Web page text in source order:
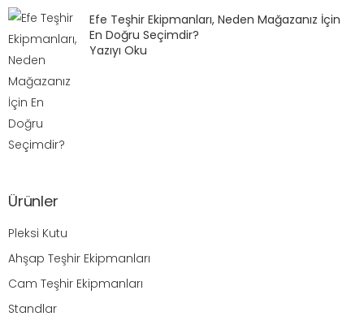
Efe Teşhir Ekipmanları, Neden Mağazanız İçin
En Doğru Seçimdir?
Yazıyı Oku
Ürünler
Pleksi Kutu
Ahşap Teşhir Ekipmanları
Cam Teşhir Ekipmanları
Standlar